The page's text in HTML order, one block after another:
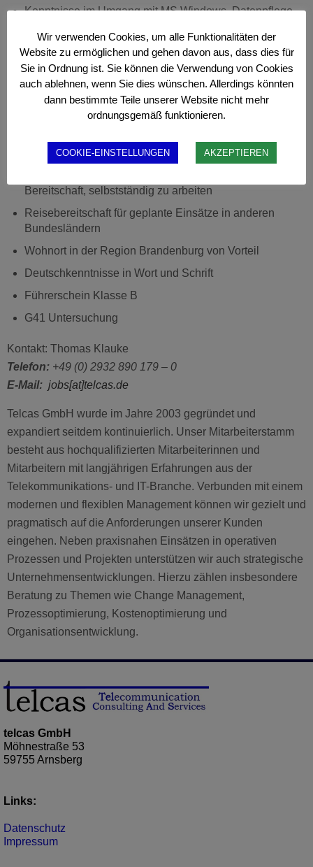
Kenntnisse im Umgang mit MS Windows, Datenpflege
Einrichten von Netzwerkadressen LAN, WLAN,
Installation von Druckern, TFT Displays und ähnlichem
Equipment
der Elektrik- oder Elektronikbranche
Bereitschaft, selbstständig zu arbeiten
Reisebereitschaft für geplante Einsätze in anderen
Bundesländern
Wohnort in der Region Brandenburg von Vorteil
Deutschkenntnisse in Wort und Schrift
Führerschein Klasse B
G41 Untersuchung
Kontakt: Thomas Klauke
Telefon: +49 (0) 2932 890 179 – 0
E-Mail: jobs[at]telcas.de
Telcas GmbH wurde im Jahre 2003 gegründet und
expandiert seitdem kontinuierlich. Unser Mitarbeiterstamm
besteht aus hochqualifizierten Mitarbeiterinnen und
Mitarbeitern mit langjährigen Erfahrungen aus der
Telekommunikations- und IT-Branche. Verbunden mit einem
modernen und flexiblen Management können wir gezielt und
pragmatisch auf die Anforderungen unserer Kunden
eingehen. Neben praxisnahen Einsätzen in operativen
Prozessen und Projekten unterstützen wir auch strategische
Unternehmensentwicklungen. Hierzu zählen insbesondere
Beratung zu Themen wie Change Management,
Prozessoptimierung, Kostenoptimierung und
Organisationsentwicklung.
telcas GmbH
Möhnestraße 53
59755 Arnsberg
Links:
Datenschutz
Impressum
Wir verwenden Cookies, um alle Funktionalitäten der
Website zu ermöglichen und gehen davon aus, dass dies für
Sie in Ordnung ist. Sie können die Verwendung von Cookies
auch ablehnen, wenn Sie dies wünschen. Allerdings könnten
dann bestimmte Teile unserer Website nicht mehr
ordnungsgemäß funktionieren.
COOKIE-EINSTELLUNGEN AKZEPTIEREN